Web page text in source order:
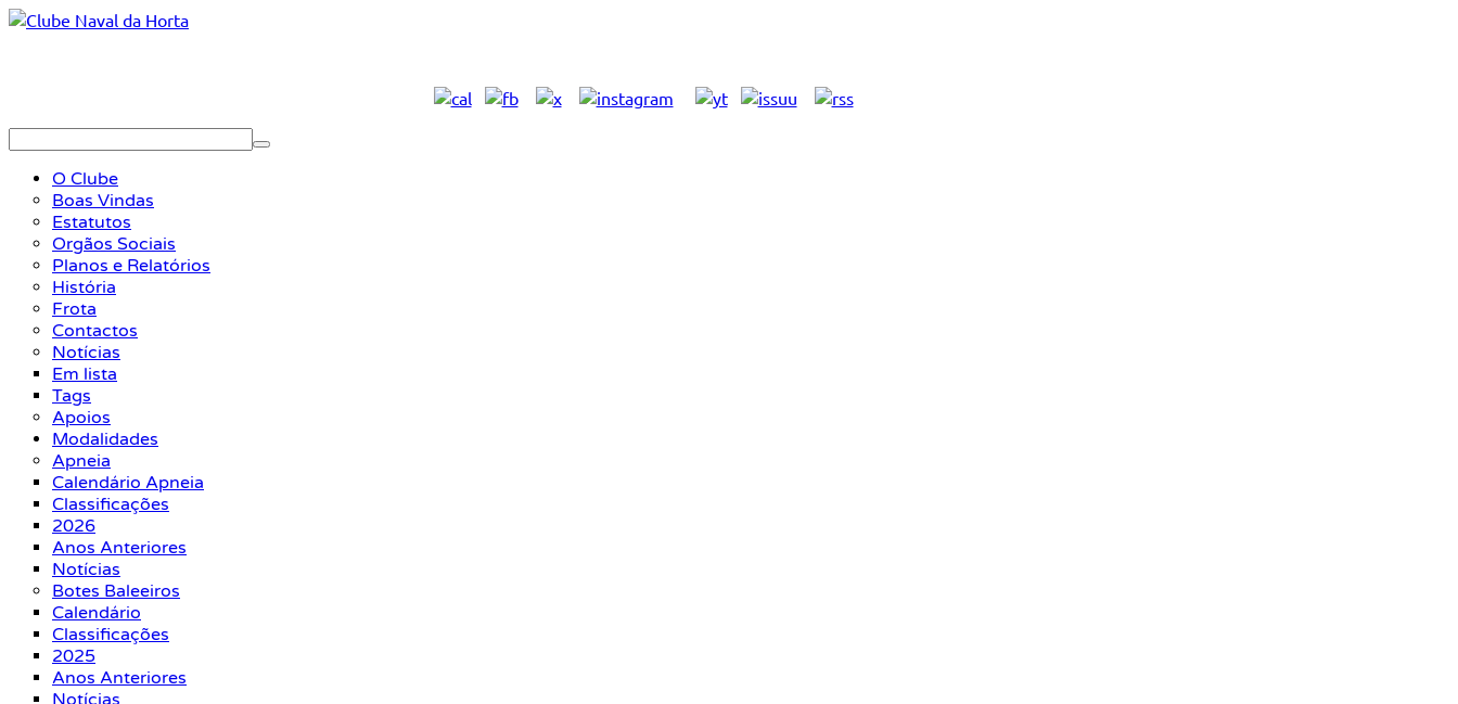
O Clube
Boas Vindas
Estatutos
Orgãos Sociais
Planos e Relatórios
História
Frota
Contactos
Notícias
Em lista
Tags
Apoios
Modalidades
Apneia
Calendário Apneia
Classificações
2026
Anos Anteriores
Notícias
Botes Baleeiros
Calendário
Classificações
2025
Anos Anteriores
Notícias